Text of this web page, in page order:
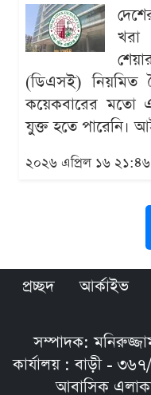
খরা
(ডিএসই) নিয়মিত
কয়েকবারের মতো
যুক্ত হতে পারেনি।
২০২৬ এপ্রিল ১৬
প্রচ্ছদ আর্কাইভ
সম্পাদক:
কার্যালয় : বাড়ী -
আবাসিক